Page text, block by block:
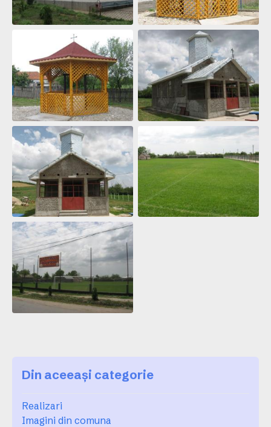
Din aceeași categorie
Realizari
Imagini din comuna